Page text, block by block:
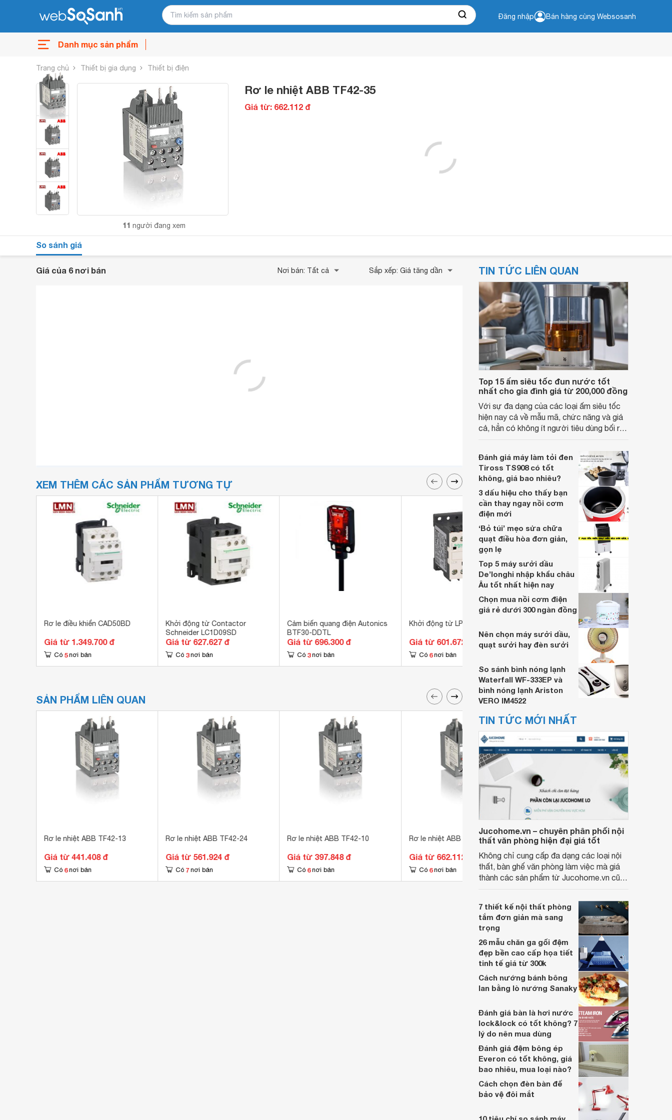
Đăng nhập Bán hàng cùng Websosanh
Danh mục sản phẩm
Trang chủ Thiết bị gia dụng Thiết bị điện
11 người đang xem
Rơ le nhiệt ABB TF42-35
Giá từ: 662.112 đ
So sánh giá
Giá của 6 nơi bán Nơi bán: Tất cả Sắp xếp: Giá tăng dần
XEM THÊM CÁC SẢN PHẨM TƯƠNG TỰ
Rơ le điều khiển CAD50BD
Giá từ 1.349.700 đ
Có 5 nơi bán
Khởi động từ Contactor
Schneider LC1D09SD
Giá từ 627.627 đ
Có 3 nơi bán
Cảm biến quang điện Autonics
BTF30-DDTL
Giá từ 696.300 đ
Có 3 nơi bán
Khởi động từ LP1K0910JD
Giá từ 601.672 đ
Có 6 nơi bán
Khởi động từ LC1D18N7
Giá từ 607.200 đ
SẢN PHẨM LIÊN QUAN
Rơ le nhiệt ABB TF42-13
Giá từ 441.408 đ
Có 6 nơi bán
Rơ le nhiệt ABB TF42-24
Giá từ 561.924 đ
Có 7 nơi bán
Rơ le nhiệt ABB TF42-10
Giá từ 397.848 đ
Có 6 nơi bán
Rơ le nhiệt ABB TF42-38
Giá từ 662.112 đ
Có 6 nơi bán
Rơ le nhiệt ABB TF42-29
Giá từ 643.236 đ
Có 6 nơi bán
TIN TỨC LIÊN QUAN
Top 15 ấm siêu tốc đun nước tốt
nhất cho gia đình giá từ 200,000 đồng
Với sự đa dạng của các loại ấm siêu tốc
hiện nay cả về mẫu mã, chức năng và giá
cả, hẳn có không ít người tiêu dùng bối rối
nhất với túi tiền và mục đích sử dụng.
Trong bài viết này, Websosanh sẽ giúp bạn
tìm được sản phẩm ưng ý nhanh chóng và
dễ dàng.
Đánh giá máy làm tỏi đen
Tiross TS908 có tốt
không, giá bao nhiêu?
3 dấu hiệu cho thấy bạn
cần thay ngay nồi cơm
điện mới
‘Bỏ túi’ mẹo sửa chữa
quạt điều hòa đơn giản,
gọn lẹ
Top 5 máy sưởi dầu
De’longhi nhập khẩu châu
Âu tốt nhất hiện nay
Chọn mua nồi cơm điện
giá rẻ dưới 300 ngàn đồng
Nên chọn máy sưởi dầu,
quạt sưởi hay đèn sưởi
So sánh bình nóng lạnh
Waterfall WF-333EP và
bình nóng lạnh Ariston
VERO IM4522
TIN TỨC MỚI NHẤT
Jucohome.vn – chuyên phân phối nội
thất văn phòng hiện đại giá tốt
Không chỉ cung cấp đa dạng các loại nội
thất, bàn ghế văn phòng làm việc mà giá
thành các sản phẩm từ Jucohome.vn cũng
7 thiết kế nội thất phòng
tắm đơn giản mà sang
trọng
26 mẫu chăn ga gối đệm
đẹp bền cao cấp họa tiết
tinh tế giá từ 300k
Cách nướng bánh bông
lan bằng lò nướng Sanaky
Đánh giá bàn là hơi nước
lock&lock có tốt không? 7
lý do nên mua dùng
Đánh giá đệm bông ép
Everon có tốt không, giá
bao nhiêu, mua loại nào?
Cách chọn đèn bàn để
bảo vệ đôi mắt